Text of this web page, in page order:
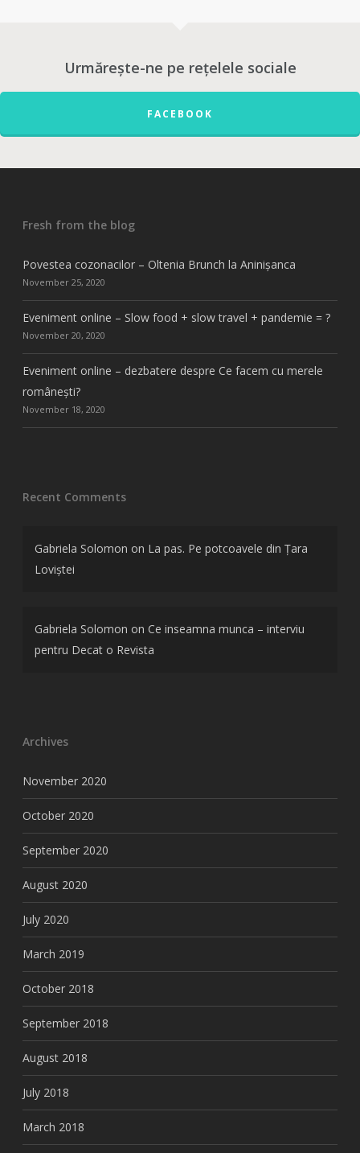
Urmărește-ne pe rețelele sociale
FACEBOOK
Fresh from the blog
Povestea cozonacilor – Oltenia Brunch la Aninișanca
November 25, 2020
Eveniment online – Slow food + slow travel + pandemie = ?
November 20, 2020
Eveniment online – dezbatere despre Ce facem cu merele
românești?
November 18, 2020
Recent Comments
Gabriela Solomon on La pas. Pe potcoavele din Țara
Loviștei
Gabriela Solomon on Ce inseamna munca – interviu
pentru Decat o Revista
Archives
November 2020
October 2020
September 2020
August 2020
July 2020
March 2019
October 2018
September 2018
August 2018
July 2018
March 2018